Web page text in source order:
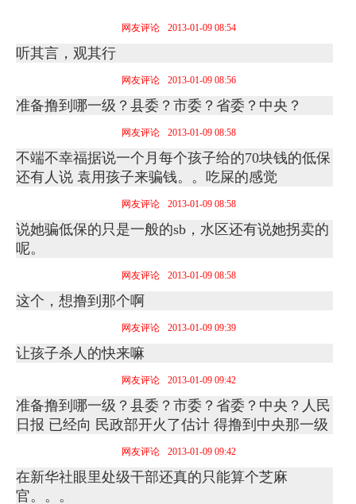
网友评论 2013-01-09 08:54
听其言，观其行
网友评论 2013-01-09 08:56
准备撸到哪一级？县委？市委？省委？中央？
网友评论 2013-01-09 08:58
不端不幸福据说一个月每个孩子给的70块钱的低保
还有人说 袁用孩子来骗钱。。吃屎的感觉
网友评论 2013-01-09 08:58
说她骗低保的只是一般的sb，水区还有说她拐卖的
呢。
网友评论 2013-01-09 08:58
这个，想撸到那个啊
网友评论 2013-01-09 09:39
让孩子杀人的快来嘛
网友评论 2013-01-09 09:42
准备撸到哪一级？县委？市委？省委？中央？人民
日报 已经向 民政部开火了估计 得撸到中央那一级
网友评论 2013-01-09 09:42
在新华社眼里处级干部还真的只能算个芝麻
官。。。